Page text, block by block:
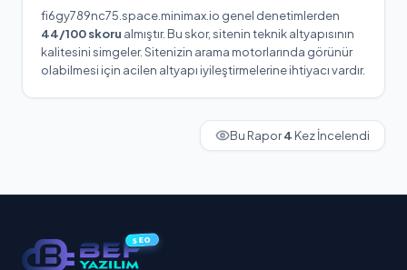
fi6gy789nc75.space.minimax.io genel denetimlerden
44/100 skoru almıştır. Bu skor, sitenin teknik altyapısının
kalitesini simgeler.Sitenizin arama motorlarında görünür
olabilmesi için acilen altyapı iyileştirmelerine ihtiyacı vardır.
Bu Rapor4 Kez İncelendi
SEO